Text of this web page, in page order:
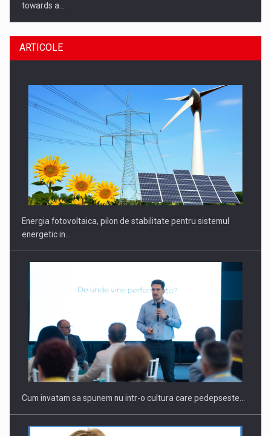
towards a…
CEO Conference - Shaping The Future - Technology and…
Webinar - Business Evolution-RETHINK STRATEGY-Finantare
Investitii Digitalizare
ARTICOLE
Energia fotovoltaica, pilon de stabilitate pentru sistemul
energetic in…
Cum invatam sa spunem nu intr-o cultura care pedepseste…